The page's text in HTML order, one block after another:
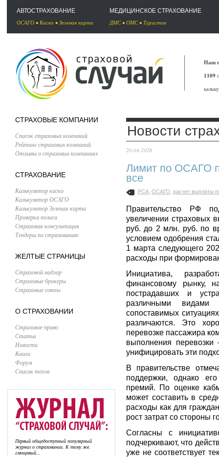
АВТОСТРАХОВАНИЕ
ОСАГО • Каско • Зеленая карта
МЕДИЦИНСКОЕ СТРАХОВАНИЕ
ДМС• ОМС• Туристов
Наш
1109
СТРАХОВЫЕ КОМПАНИИ
Список страховых компаний
Рейтинг страховых компаний
Отзывы о страховых компаниях
СТРАХОВАНИЕ
Калькулятор каско
Калькулятор ОСАГО
Калькулятор Зеленая карта
Проверка полиса
Страховая консультация
Тендеры по страхованию
ЖЕЛТЫЕ СТРАНИЦЫ
Страховой надзор
Страховые брокеры
Страховые союзы
О СТРАХОВАНИИ
Страховое право
Статьи
Новости
Книги
Форум
Список тегов
Первый общедоступный популярный
журнал о страховании. К тому же,
глянцевый...
Новости
20.04.2026
Лимит по ОСАГО
все
РСА ОСАГО расчет выплаты
Правительство РФ
увеличении
руб. до 2 млн. руб. по
условием одобрения
1 марта следующего
расходы при
Инициатива,
финансовому рынку,
пострадавших и
различными видами
сопоставимых
различаются. Это
перевозке пассажира
выполнения
унифицировать эти
В правительстве
поддержки, однако
премий. По оценке
может составить в
расходы как для
рост затрат со стороны
Согласны с
подчеркивают, что
уже не соответствует